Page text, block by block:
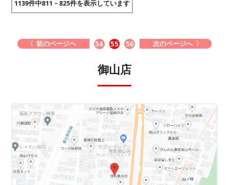
1139件中811－825件を表示しています
〈 前のページヘ 54 55 56 次のページへ 〉
御山店